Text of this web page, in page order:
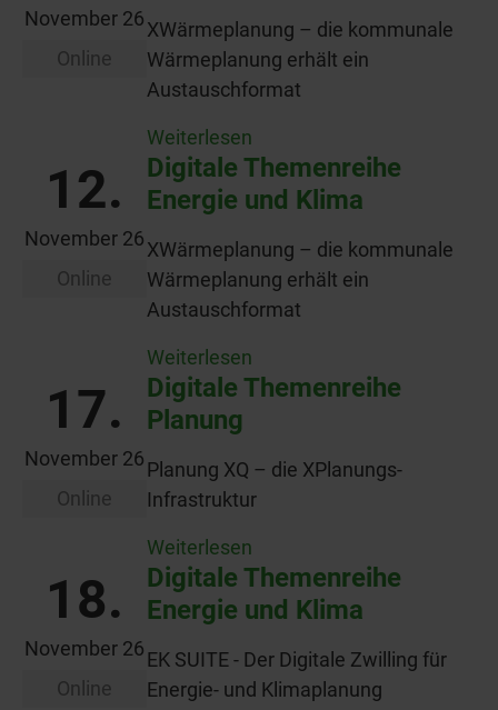
November 26
Online
XWärmeplanung – die kommunale
Wärmeplanung erhält ein
Austauschformat
Weiterlesen
12.
November 26
Online
Digitale Themenreihe
Energie und Klima
XWärmeplanung – die kommunale
Wärmeplanung erhält ein
Austauschformat
Weiterlesen
17.
November 26
Online
Digitale Themenreihe
Planung
Planung XQ – die XPlanungs-
Infrastruktur
Weiterlesen
18.
November 26
Online
Digitale Themenreihe
Energie und Klima
EK SUITE - Der Digitale Zwilling für
Energie- und Klimaplanung